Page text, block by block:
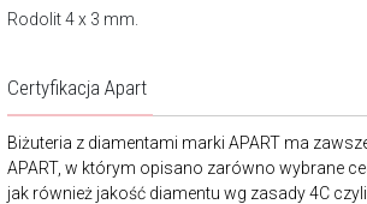
Rodolit 4 x 3 mm.
Certyfikacja Apart
Biżuteria z diamentami marki APART ma
APART, w którym opisano zarówno wybrane
jak również jakość diamentu wg zasady 4C